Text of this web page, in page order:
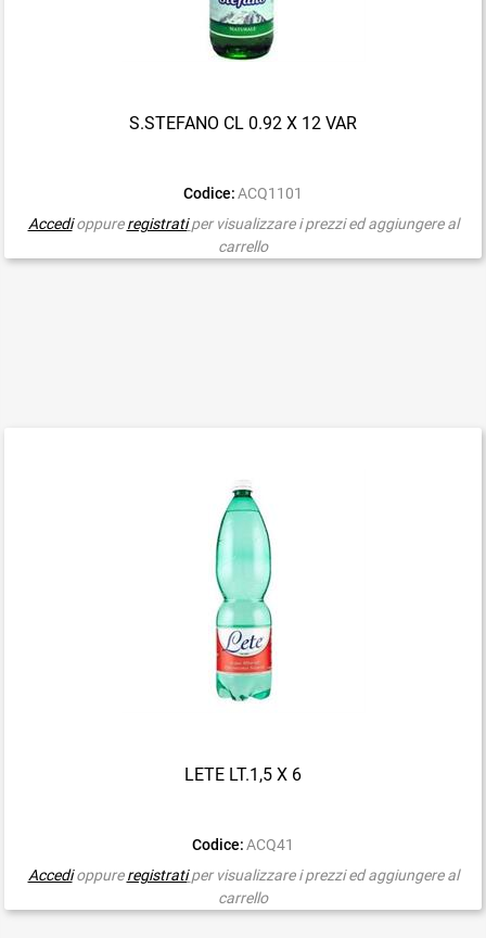
S.STEFANO CL 0.92 X 12 VAR
Codice: ACQ1101
Accedioppureregistrati per visualizzare i prezzi ed aggiungere al
carrello
LETE LT.1,5 X 6
Codice: ACQ41
Accedioppureregistrati per visualizzare i prezzi ed aggiungere al
carrello